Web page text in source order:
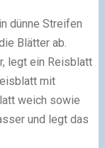
dünne Streifen
Blätter ab.
legt ein Reisblatt
mit
weich sowie
und legt das